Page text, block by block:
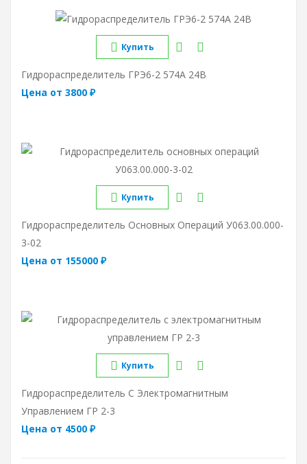
Купить
Гидрораспределитель ГРЭ6-2 574A 24B
Цена от 3800 ₽
Купить
Гидрораспределитель Основных Операций У063.00.000-
3-02
Цена от 155000 ₽
Купить
Гидрораспределитель С Электромагнитным
Управлением ГР 2-3
Цена от 4500 ₽